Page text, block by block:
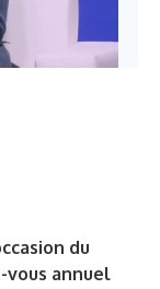
du
vous annuel